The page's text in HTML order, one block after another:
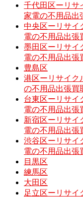
千代田区ーリサ
家電の不用品出
中央区ーリサイ
電の不用品出張
墨田区ーリサイ
電の不用品出張
豊島区
港区ーリサイク
の不用品出張買
台東区ーリサイ
電の不用品出張
新宿区ーリサイ
電の不用品出張
渋谷区ーリサイ
電の不用品出張
目黒区
練馬区
大田区
足立区ーリサイ